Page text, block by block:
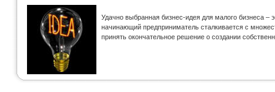
Удачно выбранная бизнес-идея для малого бизнеса
начинающий предприниматель сталкивается с
принять окончательное решение о создании